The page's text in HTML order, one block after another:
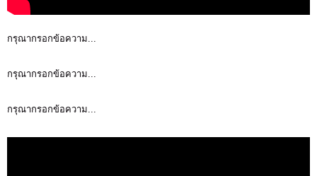
กรุณากรอกข้อความ...
กรุณากรอกข้อความ...
กรุณากรอกข้อความ...